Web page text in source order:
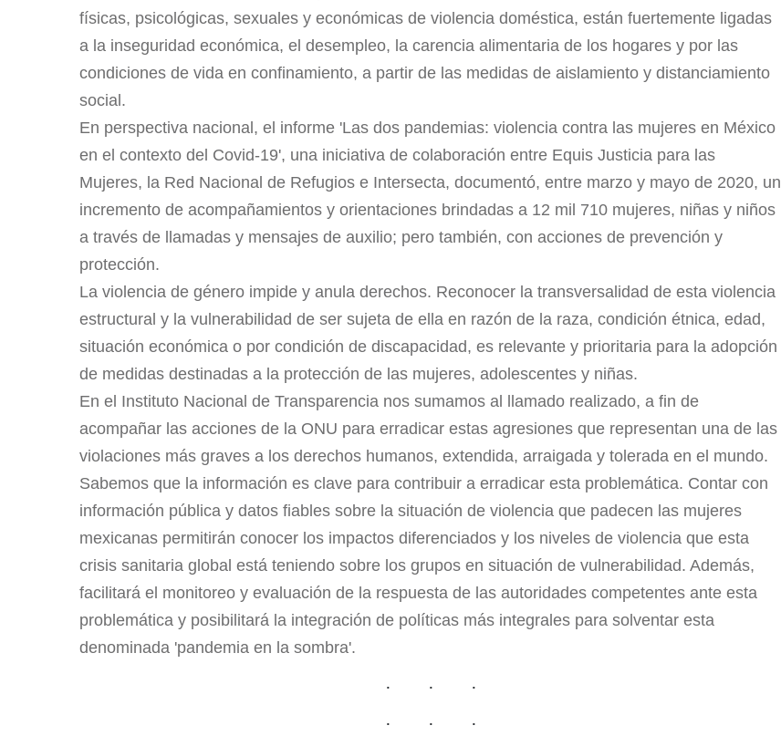
físicas, psicológicas, sexuales y económicas de violencia doméstica, están fuertemente ligadas
a la inseguridad económica, el desempleo, la carencia alimentaria de los hogares y por las
condiciones de vida en confinamiento, a partir de las medidas de aislamiento y distanciamiento
social.
En perspectiva nacional, el informe 'Las dos pandemias: violencia contra las mujeres en México
en el contexto del Covid-19', una iniciativa de colaboración entre Equis Justicia para las
Mujeres, la Red Nacional de Refugios e Intersecta, documentó, entre marzo y mayo de 2020, un
incremento de acompañamientos y orientaciones brindadas a 12 mil 710 mujeres, niñas y niños
a través de llamadas y mensajes de auxilio; pero también, con acciones de prevención y
protección.
La violencia de género impide y anula derechos. Reconocer la transversalidad de esta violencia
estructural y la vulnerabilidad de ser sujeta de ella en razón de la raza, condición étnica, edad,
situación económica o por condición de discapacidad, es relevante y prioritaria para la adopción
de medidas destinadas a la protección de las mujeres, adolescentes y niñas.
En el Instituto Nacional de Transparencia nos sumamos al llamado realizado, a fin de
acompañar las acciones de la ONU para erradicar estas agresiones que representan una de las
violaciones más graves a los derechos humanos, extendida, arraigada y tolerada en el mundo.
Sabemos que la información es clave para contribuir a erradicar esta problemática. Contar con
información pública y datos fiables sobre la situación de violencia que padecen las mujeres
mexicanas permitirán conocer los impactos diferenciados y los niveles de violencia que esta
crisis sanitaria global está teniendo sobre los grupos en situación de vulnerabilidad. Además,
facilitará el monitoreo y evaluación de la respuesta de las autoridades competentes ante esta
problemática y posibilitará la integración de políticas más integrales para solventar esta
denominada 'pandemia en la sombra'.